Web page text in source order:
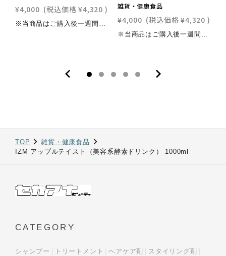
¥4,000 (税込価格 ¥4,320 )
※当商品はご購入後一週間程度でのお届けとなります。【商品特徴】瀬戸内産の素材にこだわり、無農薬で育てた野菜や果物75種類を3年半発酵させた、植物発酵エキス配合ピーチ味のおいしい酵素ドリンクです。女性に評判のコラーゲン・ヒアルロン酸・プラセンタ配合。エネルギー生成にビタミン各種、配合。大人から子供まで続けやすい酵素ドリンクです。腸活にもおすすめ！【お召し上がり方】1日あたり40ml~80mlを目安に、水、白湯（40℃目安）炭酸水等で5倍程度に薄めてお召し上がりください。【商品情報】・原材料名：イソマルトオリゴ糖、リンゴ酢、高果糖液糖、植物発酵エキス（黒糖、キャベツ、イチゴ、その他）、ピーチ果汁、フィッシュコラーゲンぺプチド、アサイーエキス、豚プラセンタエキス（酸味料、カラメル色素、香料、甘味料、ステビア、アセスファムK、スクラロース）、ヒアルロン酸、ビタミンC、ビタミンB1、ビタミンB2、ビタミンB6、ビタミンB12、（一部にキウイフルーツ、大豆、豚、もも、リンゴ、ゼラチンを含む）・原産生産国：日本・内容量：1,000ml・1本の目安量：約25杯・消費期限：製造より3年（商品上部シール部に記載）・保存方法：高温多湿及び直射日光を避けて冷暗所に保存ください。開栓後は、要冷蔵で保存ください。【栄養成分表示】（原液40mlあたり） エネルギー：34Kcal、たんぱく質：0g、脂質：0g、炭水化物：8.4g、食塩相当量：0.19g【ご使用上の注意】・原材料名表示をご参照の上、食物アレルギーのある方はご利用をお控えください。・体質に合わない場合はご利用を中止してください。・小さなお子様の手の届かないところに保管してください。・妊娠・授乳中の方や通院中、お薬を服用中の方は、医師とご相談の上お召し上がりください。・野菜や果物などの原料を使用しているため、色調や風味、粘度に変化が生じる場合がありますが、品質に問題はありません。・原料由来の浮遊物、沈殿物が発生する場合がありますが、品質に問題はありません。・開封後はキャップや開栓口を清潔に保ち、10°Ｃ以下で保存し、お早めにお召し上がりください。・賞味期限を過ぎた製品はお召し上がりにならないでください。・一度移した原液はもとに戻さないでください。・水などで薄めた原液はその日の内に、お召し上がりください。
雑貨・健康食品
¥4,000 (税込価格 ¥4,320 )
※当商品はご購入後一週間程度でのお届けとなります。【商品特徴】免疫ケアを考えた酵素ドリンク瀬戸内産の素材にこだわり、無農薬で育てた野菜や果物75種類を3年半発酵させた、植物発酵エキス配合ピーチ味のおいしい酵素ドリンクです。コップ1杯（原液40ml）に合計1,000億個の2種類の乳酸菌（EC-12株とnanoECF-M株を各500億個）と各種ビタミンを贅沢に配合しております。さらに、栄養機能食品としてビタミンB1を配合することで、腸内環境の改善や健康維持をより効果的にサポートします。【お召し上がり方】1日あたり40ml~80mlを目安に、水、白湯（40℃目安）炭酸水等で5倍程度に薄めてお召し上がりください。【商品情報】・原材料名：イソマルトオリゴ糖液糖（国内製造）、りんご酢、植物発酵エキス、フラクトオリゴ糖液糖、りんご果汁、いちご果汁、乳酸菌末（殺菌）、フィッシュコラーゲンペプチド、エクソソーム含有プラセンタ・サイタイ・羊膜エキス／酸味料、香料、甘味料（ステビア）、ビタミンB1、ビタミンC、ビタミンB2、ビタミンB6、ビタミンE、ビタミンA、ビタミンB12、（一部にキウイフルーツ・大豆・もも・りんご・ゼラチンを含む）・原産生産国：日本・内容量：1,000ml・1本の目安量：約25杯・消費期限：製造より3年（商品上部シール部に記載）・保存方法：高温多湿及び直射日光を避けて冷暗所に保存ください。開栓後は、要冷蔵で保存ください。【栄養成分表示】（原液40mlあたり） エネルギー：29.6kcal、たんぱく質：0g、脂質：0g、炭水化物：7.3g、食塩相当量：0.08g、ビタミンB1：1.76mg【ご使用上の注意】・原材料名表示をご参照の上、食物アレルギーのある方はご利用をお控えください。・体質に合わない場合はご利用を中止してください。・小さなお子様の手の届かないところに保管してください。・妊娠・授乳中の方や通院中、お薬を服用中の方は、医師とご相談の上お召し上がりください。・野菜や果物などの原料を使用しているため、色調や風味、粘度に変化が生じる場合がありますが、品質に問題はありません。・原料由来の浮遊物、沈殿物が発生する場合がありますが、品質に問題はありません。・開封後はキャップや開栓口を清潔に保ち、10°Ｃ以下で保存し、お早めにお召し上がりください。・賞味期限を過ぎた製品はお召し上がりにならないでください。・一度移した原液はもとに戻さないでください。・水などで薄めた原液はその日の内に、お召し上がりください。
TOP
雑貨・健康食品
IZM アップルテイスト（美容系酵素ドリンク） 1000ml
CATEGORY
シャンプー トリートメント ヘアケア剤 スタイリング剤